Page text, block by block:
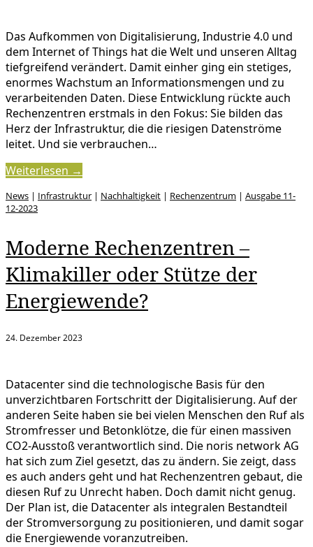
Das Aufkommen von Digitalisierung, Industrie 4.0 und
dem Internet of Things hat die Welt und unseren Alltag
tiefgreifend verändert. Damit einher ging ein stetiges,
enormes Wachstum an Informationsmengen und zu
verarbeitenden Daten. Diese Entwicklung rückte auch
Rechenzentren erstmals in den Fokus: Sie bilden das
Herz der Infrastruktur, die die riesigen Datenströme
leitet. Und sie verbrauchen…
Weiterlesen →
News | Infrastruktur | Nachhaltigkeit | Rechenzentrum | Ausgabe 11-
12-2023
Moderne Rechenzentren –
Klimakiller oder Stütze der
Energiewende?
24. Dezember 2023
Datacenter sind die technologische Basis für den
unverzichtbaren Fortschritt der Digitalisierung. Auf der
anderen Seite haben sie bei vielen Menschen den Ruf als
Stromfresser und Betonklötze, die für einen massiven
CO2-Ausstoß verantwortlich sind. Die noris network AG
hat sich zum Ziel gesetzt, das zu ändern. Sie zeigt, dass
es auch anders geht und hat Rechenzentren gebaut, die
diesen Ruf zu Unrecht haben. Doch damit nicht genug.
Der Plan ist, die Datacenter als integralen Bestandteil
der Stromversorgung zu positionieren, und damit sogar
die Energiewende voranzutreiben.